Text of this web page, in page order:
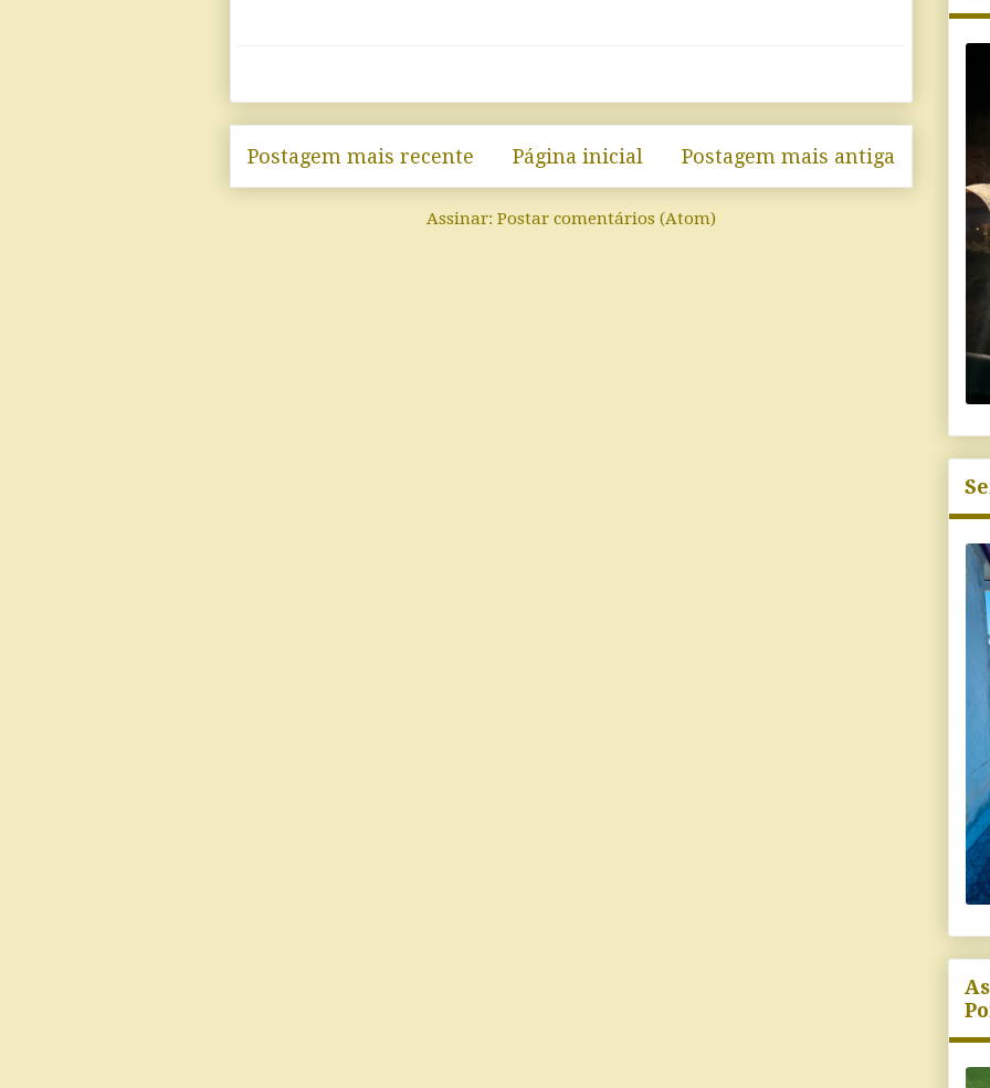
Postagem mais recente Postagem mais antiga
Página inicial
Assinar: Postar comentários (Atom)